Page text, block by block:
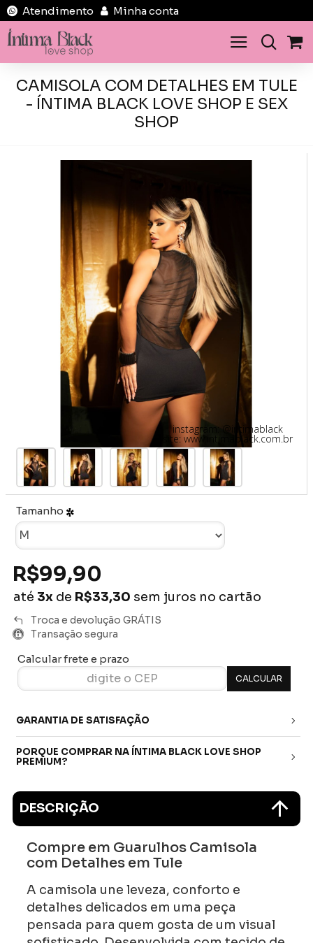
Atendimento Minha conta
CAMISOLA COM DETALHES EM TULE
- ÍNTIMA BLACK LOVE SHOP E SEX
SHOP
instagram: @intimablack
site: www.intimablack.com.br
R$99,90
até 3x de R$33,30 sem juros no cartão
Tamanho
Troca e devolução GRÁTIS
Transação segura
Calcular frete e prazo
GARANTIA DE SATISFAÇÃO
PORQUE COMPRAR NA ÍNTIMA BLACK LOVE SHOP
PREMIUM?
DESCRIÇÃO
Compre em Guarulhos Camisola
com Detalhes em Tule
A camisola une leveza, conforto e
detalhes delicados em uma peça
pensada para quem gosta de um visual